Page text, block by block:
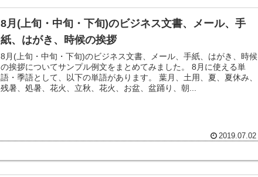
8月(上旬・中旬・下旬)のビジネス文書、メール、手
紙、はがき、時候の挨拶
8月(上旬・中旬・下旬)のビジネス文書、メール、手紙、はがき、時候
の挨拶についてサンプル例文をまとめてみました。 8月に使える単
語・季語として、以下の単語があります。 葉月、土用、夏、夏休み、
残暑、処暑、花火、立秋、花火、お盆、盆踊り、朝...
2019.07.02